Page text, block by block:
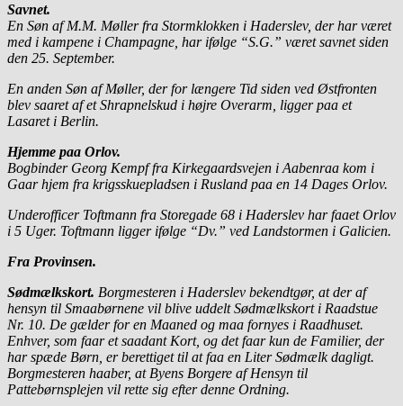
Savnet.
En Søn af M.M. Møller fra Stormklokken i Haderslev, der har været
med i kampene i Champagne, har ifølge “S.G.” været savnet siden
den 25. September.
En anden Søn af Møller, der for længere Tid siden ved Østfronten
blev saaret af et Shrapnelskud i højre Overarm, ligger paa et
Lasaret i Berlin.
Hjemme paa Orlov.
Bogbinder Georg Kempf fra Kirkegaardsvejen i Aabenraa kom i
Gaar hjem fra krigsskuepladsen i Rusland paa en 14 Dages Orlov.
Underofficer Toftmann fra Storegade 68 i Haderslev har faaet Orlov
i 5 Uger. Toftmann ligger ifølge “Dv.” ved Landstormen i Galicien.
Fra Provinsen.
Sødmælkskort. Borgmesteren i Haderslev bekendtgør, at der af
hensyn til Smaabørnene vil blive uddelt Sødmælkskort i Raadstue
Nr. 10. De gælder for en Maaned og maa fornyes i Raadhuset.
Enhver, som faar et saadant Kort, og det faar kun de Familier, der
har spæde Børn, er berettiget til at faa en Liter Sødmælk dagligt.
Borgmesteren haaber, at Byens Borgere af Hensyn til
Pattebørnsplejen vil rette sig efter denne Ordning.